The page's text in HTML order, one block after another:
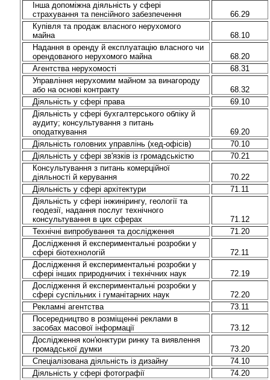
Інша допоміжна діяльність у сфері
страхування та пенсійного забезпечення
66.29
Купівля та продаж власного нерухомого
майна
68.10
Надання в оренду й експлуатацію власного чи
орендованого нерухомого майна
68.20
Агентства нерухомості
68.31
Управління нерухомим майном за винагороду
або на основі контракту
68.32
Діяльність у сфері права
69.10
Діяльність у сфері бухгалтерського обліку й
аудиту; консультування з питань
оподаткування
69.20
Діяльність головних управлінь (хед-офісів)
70.10
Діяльність у сфері зв'язків із громадськістю
70.21
Консультування з питань комерційної
діяльності й керування
70.22
Діяльність у сфері архітектури
71.11
Діяльність у сфері інжинірингу, геології та
геодезії, надання послуг технічного
консультування в цих сферах
71.12
Технічні випробування та дослідження
71.20
Дослідження й експериментальні розробки у
сфері біотехнологій
72.11
Дослідження й експериментальні розробки у
сфері інших природничих і технічних наук
72.19
Дослідження й експериментальні розробки у
сфері суспільних і гуманітарних наук
72.20
Рекламні агентства
73.11
Посередництво в розміщенні реклами в
засобах масової інформації
73.12
Дослідження кон'юнктури ринку та виявлення
громадської думки
73.20
Спеціалізована діяльність із дизайну
74.10
Діяльність у сфері фотографії
74.20